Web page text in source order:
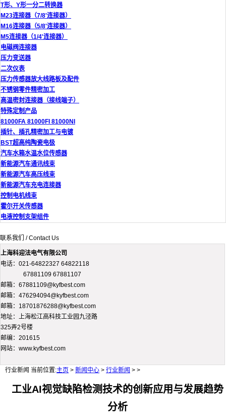
T形、Y形一分二转换器
M23连接器（7/8'连接器）
M16连接器（5/8'连接器）
M5连接器（1/4'连接器）
电磁阀连接器
压力变送器
二次仪表
压力传感器放大线路板及配件
不锈钢零件精密加工
高温密封连接器（接线端子）
特殊定制产品
81000FA 81000FI 81000NI
插针、插孔精密加工与电镀
BST超高纯陶瓷电极
汽车水箱水温水位传感器
新能源汽车通讯线束
新能源汽车高压线束
新能源汽车充电连接器
控制电机线束
霍尔开关传感器
电液控制支架组件
联系我们 / Contact Us
上海科迎法电气有限公司
电话：021-64822327 64822118
67881109 67881107
邮箱：67881109@kyfbest.com
邮箱：476294094@kyfbest.com
邮箱：18701876288@kyfbest.com
地址：上海松江高科技工业园九泾路
325弄2号楼
邮编：201615
网站：www.kyfbest.com
行业新闻 当前位置:主页 > 新闻中心 > 行业新闻 > >
工业AI视觉缺陷检测技术的创新应用与发展趋势
分析